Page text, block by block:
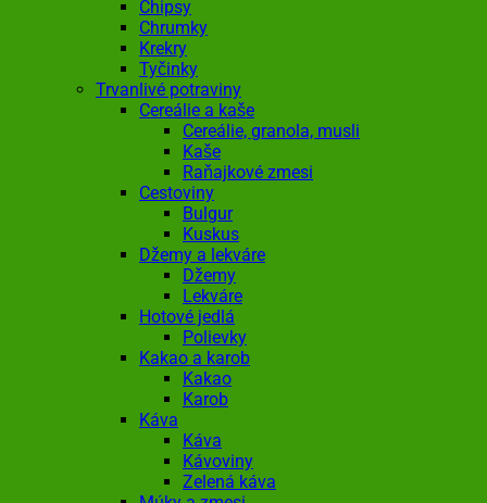
Chipsy
Chrumky
Krekry
Tyčinky
Trvanlivé potraviny
Cereálie a kaše
Cereálie, granola, musli
Kaše
Raňajkové zmesi
Cestoviny
Bulgur
Kuskus
Džemy a lekváre
Džemy
Lekváre
Hotové jedlá
Polievky
Kakao a karob
Kakao
Karob
Káva
Káva
Kávoviny
Zelená káva